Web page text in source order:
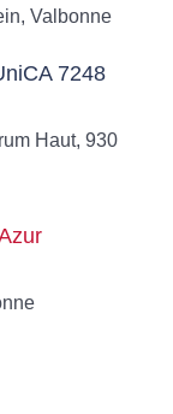
Valbonne
7248
Haut, 930